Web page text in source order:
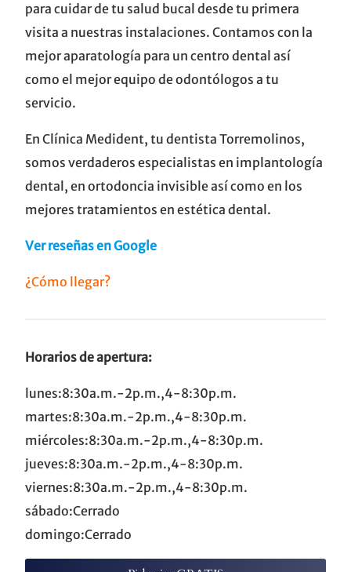
para cuidar de tu salud bucal desde tu primera
visita a nuestras instalaciones. Contamos con la
mejor aparatología para un centro dental así
como el mejor equipo de odontólogos a tu
servicio.
En Clínica Medident, tu dentista Torremolinos,
somos verdaderos especialistas en implantología
dental, en ortodoncia invisible así como en los
mejores tratamientos en estética dental.
Ver reseñas en Google
¿Cómo llegar?
Horarios de apertura:
lunes:8:30a.m.-2p.m.,4-8:30p.m.
martes:8:30a.m.-2p.m.,4-8:30p.m.
miércoles:8:30a.m.-2p.m.,4-8:30p.m.
jueves:8:30a.m.-2p.m.,4-8:30p.m.
viernes:8:30a.m.-2p.m.,4-8:30p.m.
sábado:Cerrado
domingo:Cerrado